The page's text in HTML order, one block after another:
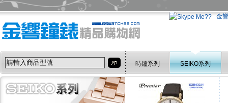
金
時鐘系列 SEIKO系列